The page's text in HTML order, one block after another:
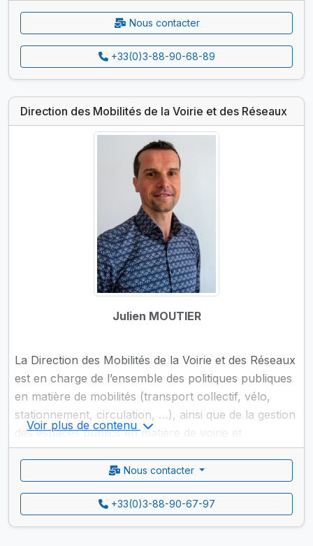
Elle assure la gestion technique des équipements du
bâti et veille au respect des règles de sécurité. Elle a
également pour mission de pourvoir Haguenau en
nouveaux bâtiments publics ou de transformer de
manière lourde des bâtiments existants.
Nous contacter
+33(0)3-88-90-68-89
Direction des Mobilités de la Voirie et des Réseaux
Julien MOUTIER
La Direction des Mobilités de la Voirie et des Réseaux
est en charge de l’ensemble des politiques publiques
en matière de mobilités (transport collectif, vélo,
stationnement, circulation, …), ainsi que de la gestion
des espaces publics en matière de voirie et
d’éclairage public (projet de réaménagement, gestion
du patrimoine, doléances).
Voir plus de contenu
Nous contacter
+33(0)3-88-90-67-97